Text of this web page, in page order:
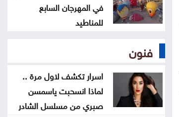
قتلى ومصابون بانفجار عبوة ناسفة
داخل حافلة ركاب في جرمانا بريف
البنك المركزي الأميركي
في المهرجان السابع
للمناطيد
فنون
اسرار تكشف لاول مرة ..
لماذا انسحبت ياسمسن
صبري من مسلسل الشادر